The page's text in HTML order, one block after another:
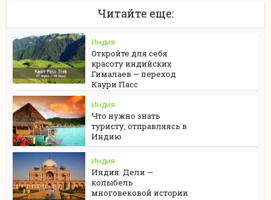
Читайте еще:
Индия
Откройте для себя
красоту индийских
Гималаев — переход
Каури Пасс
Индия
Что нужно знать
туристу, отправляясь в
Индию
Индия
Индия. Дели —
колыбель
многовековой истории